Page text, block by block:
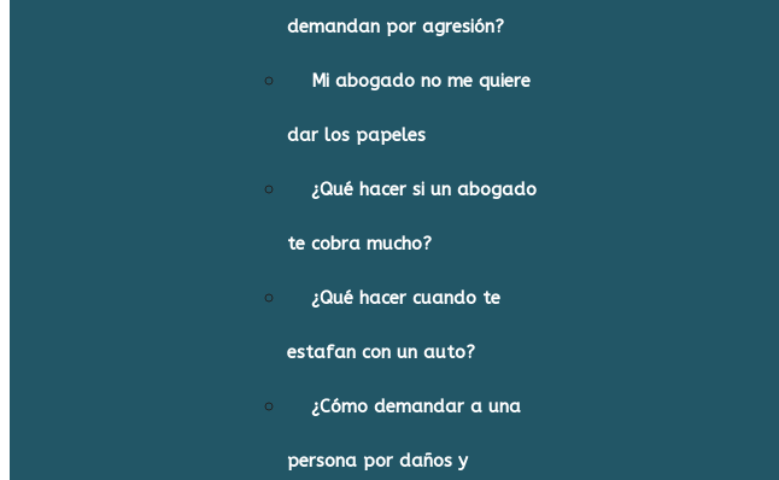
demandan por agresión?
Mi abogado no me quiere
dar los papeles
¿Qué hacer si un abogado
te cobra mucho?
¿Qué hacer cuando te
estafan con un auto?
¿Cómo demandar a una
persona por daños y